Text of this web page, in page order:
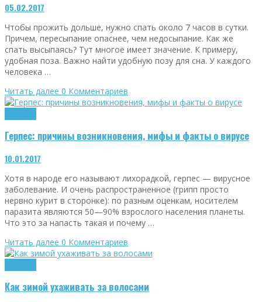
05.02.2017
Чтобы прожить дольше, нужно спать около 7 часов в сутки.
Причем, пересыпание опаснее, чем недосыпание. Как же
спать высыпаясь? Тут многое имеет значение. К примеру,
удобная поза. Важно найти удобную позу для сна. У каждого
человека …
Читать далее 0 Комментариев
Герпес: причины возникновения, мифы и факты о вирусе
10.01.2017
Хотя в народе его называют лихорадкой, герпес — вирусное
заболевание. И очень распространенное (грипп просто
нервно курит в сторонке): по разным оценкам, носителем
паразита являются 50—90% взрослого населения планеты.
Что это за напасть такая и почему …
Читать далее 0 Комментариев
Как зимой ухаживать за волосами